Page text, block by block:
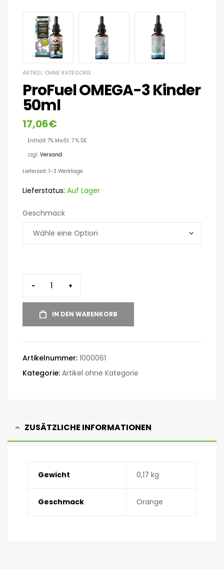
ARTIKEL OHNE KATEGORIE
ProFuel OMEGA-3 Kinder
50ml
17,06€
Enthält 7% MwSt. 7 % DE
zzgl. Versand
Lieferzeit: 1-3 Werktage
Lieferstatus: Auf Lager
Geschmack
- +
IN DEN WARENKORB
Artikelnummer: 1000061
Kategorie: Artikel ohne Kategorie
ZUSÄTZLICHE INFORMATIONEN
Gewicht 0,17 kg
Geschmack Orange